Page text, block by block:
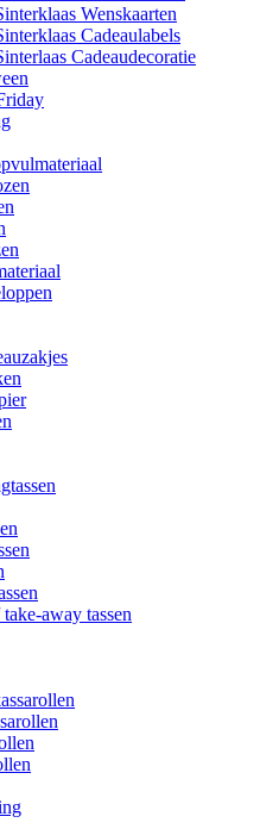
Wenskaarten
Cadeaulabels
Cadeaudecoratie
take-away tassen